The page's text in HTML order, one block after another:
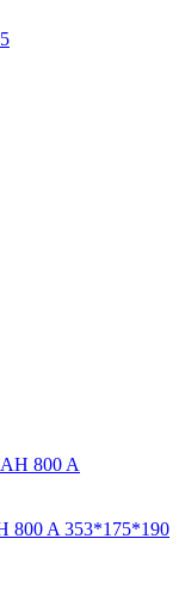
800 A 353*175*190